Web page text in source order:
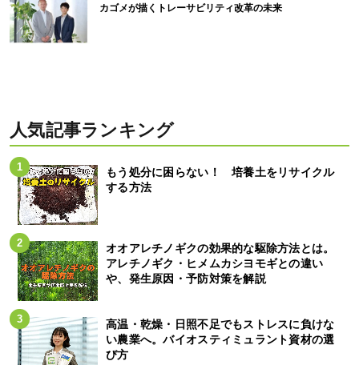
カゴメが描くトレーサビリティ改革の未来
人気記事ランキング
もう処分に困らない！ 培養土をリサイクル
する方法
オオアレチノギクの効果的な駆除方法とは。
アレチノギク・ヒメムカシヨモギとの違い
や、発生原因・予防対策を解説
高温・乾燥・日照不足でもストレスに負けな
い農業へ。バイオスティミュラント資材の選
び方